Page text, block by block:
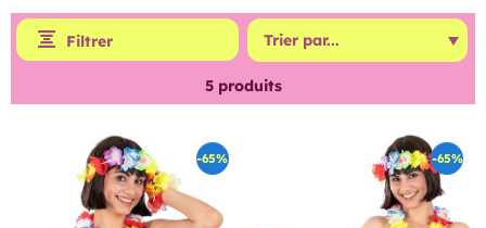
Filtrer
5produits
-65% -65%